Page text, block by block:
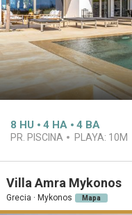
8 HU 4 HA 4 BA
PR. PISCINA PLAYA: 10M
Villa Amra Mykonos
Grecia · Mykonos Mapa